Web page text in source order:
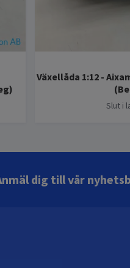
Växellåda 1:12 -
Slut i
dig till vår